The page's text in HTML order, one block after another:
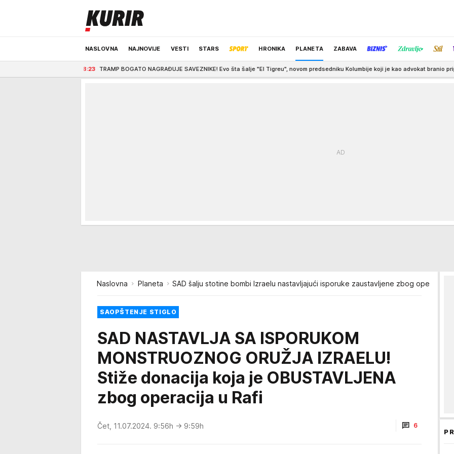
NASLOVNA NAJNOVIJE VESTI STARS HRONIKA PLANETA ZABAVA
ODRŽIVA BUDUĆNOST REGION NEWS IZBOR UREDNIKA
TRAMP BOGATO NAGRAĐUJE SAVEZNIKE! Evo šta šalje "El Tigreu", novom predsedniku Kolumbije koji je kao advokat branio pripadnike
Naslovna Planeta SAD šalju stotine bombi Izraelu nastavljajući isporuke zaustavljene zbog operacija u
SAOPŠTENJE STIGLO
SAD NASTAVLJA SA ISPORUKOM
MONSTRUOZNOG ORUŽJA IZRAELU!
Stiže donacija koja je OBUSTAVLJENA
zbog operacija u Rafi
Čet, 11.07.2024. 9:56h → 9:59h 6